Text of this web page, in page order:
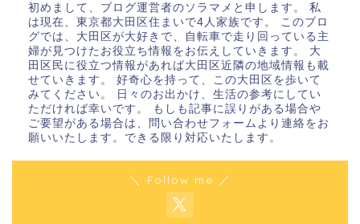
初めまして、ブログ運営者のソラマメと申します。 私
は現在、東京都大田区住まいで4人家族です。 このブロ
グでは、大田区が大好きで、自転車で走り回っている主
婦が見つけたお役立ち情報をお伝えしていきます。 大
田区民に役立つ情報があれば大田区近隣の地域情報も載
せていきます。 好奇心を持って、この大田区を歩いて
みてください。 日々のお出かけ、生活の参考にしてい
ただければ幸いです。 もしも記事に誤りがある場合や
ご要望がある場合は、問い合わせフォームより連絡をお
願いいたします。できる限り対応いたします。
＼ Follow me ／